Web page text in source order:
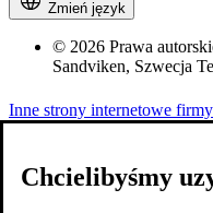
Zmień język
© 2026 Prawa
Sandviken, Szwecja
Inne strony internetowe
Chcielibyśmy